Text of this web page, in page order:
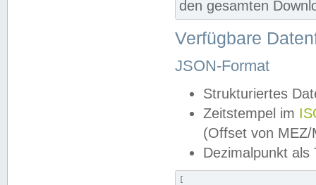
den gesamten
Verfügbare
JSON-Format
Strukturiertes
Zeitstempel im
(Offset von MEZ/
Dezimalpunkt als
[